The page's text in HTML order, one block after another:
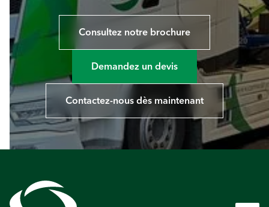
Consultez notre brochure
Demandez un devis
Contactez-nous dès maintenant